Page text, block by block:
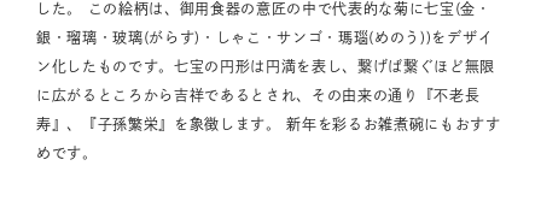
した。 この絵柄は、御用食器の意匠の中で代表的な菊に七宝(金・
銀・瑠璃・玻璃(がらす)・しゃこ・サンゴ・瑪瑙(めのう))をデザイ
ン化したものです。七宝の円形は円満を表し、繋げば繋ぐほど無限
に広がるところから吉祥であるとされ、その由来の通り『不老長
寿』、『子孫繁栄』を象徴します。 新年を彩るお雑煮碗にもおすす
めです。